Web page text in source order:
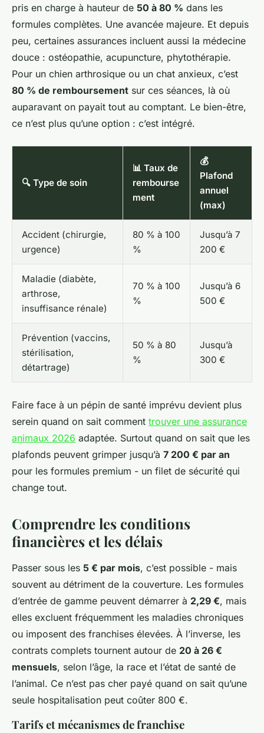
pris en charge à hauteur de 50 à 80 % dans les
formules complètes. Une avancée majeure. Et depuis
peu, certaines assurances incluent aussi la médecine
douce : ostéopathie, acupuncture, phytothérapie.
Pour un chien arthrosique ou un chat anxieux, c’est
80 % de remboursement sur ces séances, là où
auparavant on payait tout au comptant. Le bien-être,
ce n’est plus qu’une option : c’est intégré.
🔍 Type de soin
📊 Taux de
rembourse
ment
💰
Plafond
annuel
(max)
Accident (chirurgie,
urgence)
80 % à 100
%
Jusqu’à 7
200 €
Maladie (diabète,
arthrose,
insuffisance rénale)
70 % à 100
%
Jusqu’à 6
500 €
Prévention (vaccins,
stérilisation,
détartrage)
50 % à 80
%
Jusqu’à
300 €
Faire face à un pépin de santé imprévu devient plus
serein quand on sait comment trouver une assurance
animaux 2026 adaptée. Surtout quand on sait que les
plafonds peuvent grimper jusqu’à 7 200 € par an
pour les formules premium - un filet de sécurité qui
change tout.
Comprendre les conditions
financières et les délais
Passer sous les 5 € par mois, c’est possible - mais
souvent au détriment de la couverture. Les formules
d’entrée de gamme peuvent démarrer à 2,29 €, mais
elles excluent fréquemment les maladies chroniques
ou imposent des franchises élevées. À l’inverse, les
contrats complets tournent autour de 20 à 26 €
mensuels, selon l’âge, la race et l’état de santé de
l’animal. Ce n’est pas cher payé quand on sait qu’une
seule hospitalisation peut coûter 800 €.
Tarifs et mécanismes de franchise